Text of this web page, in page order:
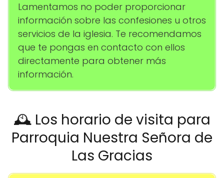
Lamentamos no poder proporcionar
información sobre las confesiones u otros
servicios de la iglesia. Te recomendamos
que te pongas en contacto con ellos
directamente para obtener más
información.
🕰️ Los horario de visita para
Parroquia Nuestra Señora de
Las Gracias